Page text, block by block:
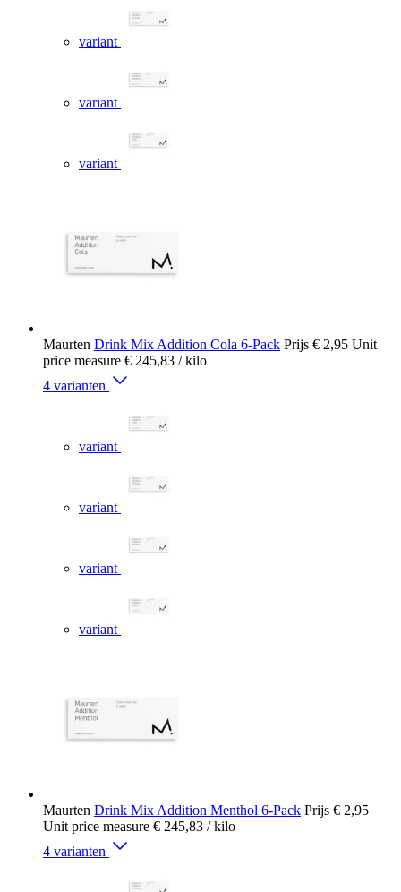
variant
variant
variant
Maurten Drink Mix Addition Cola 6-Pack Prijs € 2,95 Unit
price measure € 245,83 / kilo
4 varianten
variant
variant
variant
variant
Maurten Drink Mix Addition Menthol 6-Pack Prijs € 2,95
Unit price measure € 245,83 / kilo
4 varianten